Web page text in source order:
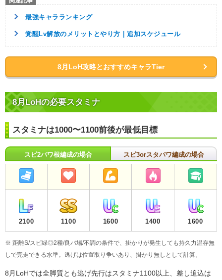
最強キャラランキング
覚醒Lv解放のメリットとやり方｜追加スケジュール
8月LoH攻略とおすすめキャラTier
8月LoHの必要スタミナ
スタミナは1000〜1100前後が最低目標
スピ2パワ根編成の場合 スピ3orスタパワ編成の場合
2100 1100 1600 1400 1600
※ 距離S/スピ緑◎2種/良バ場/不調の条件で、掛かりが発生しても持久力温存無
しで完走できる水準。逃げは位置取り争いあり、掛かり無しとして計算。
8月LoHでは全脚質とも逃げ先行はスタミナ1100以上、差し追込は